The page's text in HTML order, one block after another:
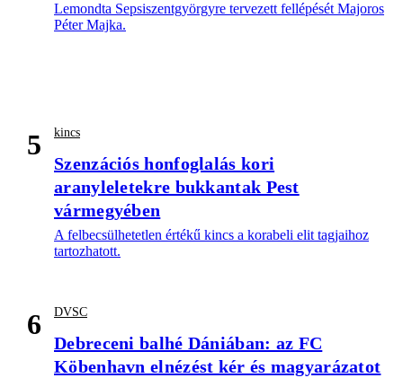
Lemondta Sepsiszentgyörgyre tervezett fellépését Majoros
Péter Majka.
5 kincs
Szenzációs honfoglalás kori
aranyleletekre bukkantak Pest
vármegyében
A felbecsülhetetlen értékű kincs a korabeli elit tagjaihoz
tartozhatott.
6 DVSC
Debreceni balhé Dániában: az FC
Köbenhavn elnézést kér és magyarázatot